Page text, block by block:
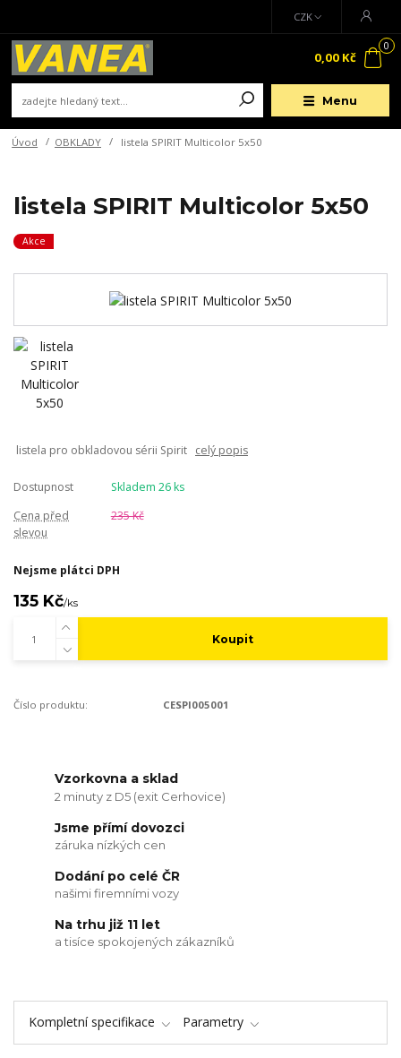
Menu
CZK
0
0,00 Kč
Úvod OBKLADY listela SPIRIT Multicolor 5x50
listela SPIRIT Multicolor 5x50
Akce
listela pro obkladovou sérii Spirit celý popis
Dostupnost
Skladem 26 ks
Cena před
slevou
235 Kč
Nejsme plátci DPH
135 Kč/ks
Koupit
Číslo produktu: CESPI005001
Vzorkovna a sklad
2 minuty z D5 (exit Cerhovice)
Jsme přímí dovozci
záruka nízkých cen
Dodání po celé ČR
našimi firemními vozy
Na trhu již 11 let
a tisíce spokojených zákazníků
Kompletní specifikace Parametry